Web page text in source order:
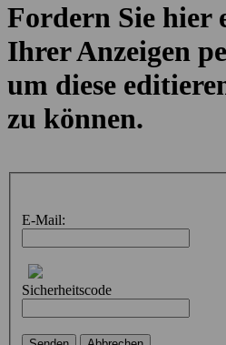
Fordern Sie hier
Ihrer Anzeigen
um diese
zu können.
E-Mail:
Sicherheitscode